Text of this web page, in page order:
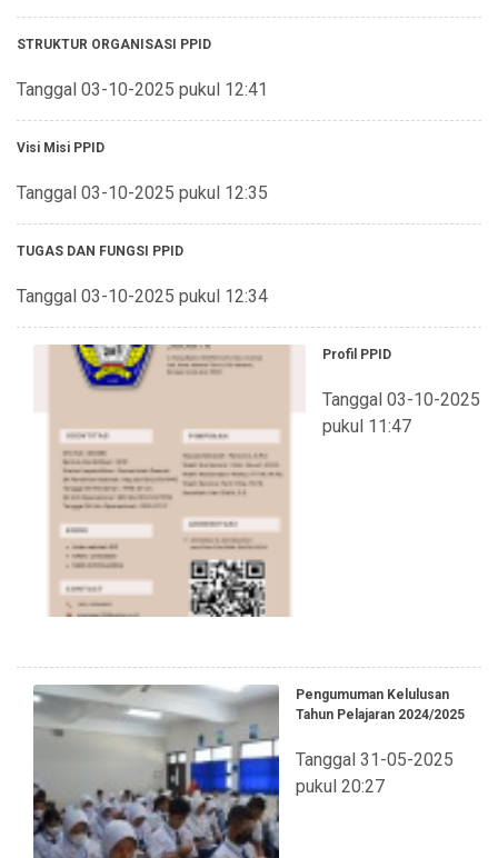
STRUKTUR ORGANISASI PPID
Tanggal 03-10-2025 pukul 12:41
Visi Misi PPID
Tanggal 03-10-2025 pukul 12:35
TUGAS DAN FUNGSI PPID
Tanggal 03-10-2025 pukul 12:34
Profil PPID
Tanggal 03-10-2025
pukul 11:47
Pengumuman Kelulusan
Tahun Pelajaran 2024/2025
Tanggal 31-05-2025
pukul 20:27